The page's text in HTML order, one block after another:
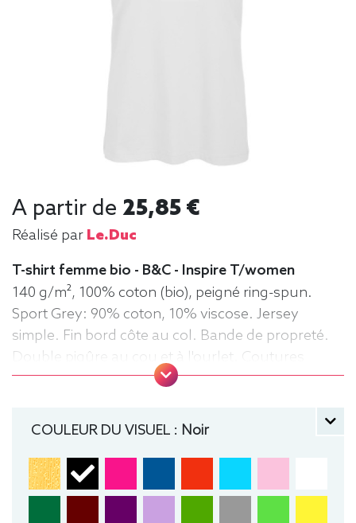
A partir de 25,85 €
Réalisé par Le.duc
T-shirt femme bio - B&C - Inspire T/women
140 g/m², 100% coton (bio), peigné ring-spun.
Sport Grey: 90% coton, 10% viscose. Jersey
simple. Fin bord côte au col. Bande de propreté.
Double piqûre au cou et à l'ourlet. Coutures
latérales. Surface très lisse. Tee-shirt,
Organic, B&C
COULEUR DU VISUEL : Noir